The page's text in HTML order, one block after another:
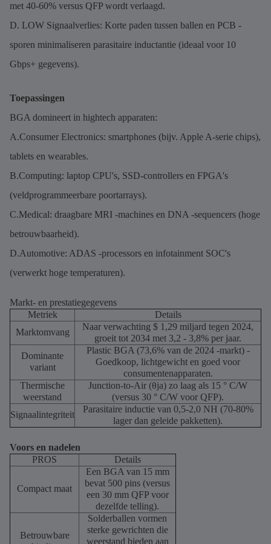
met 40-60% versus QFP wordt verlaagd.
D. LOW Signaalverlies: Korte paden tussen ballen en PCB -
sporen minimaliseren parasitaire inductantie (ideaal voor 10
Gbps+ gegevens).
Toepassingen
BGA domineert in hightech apparaten:
A.Consumer Electronics: smartphones (bijv. Apple A-serie chips),
tablets en wearables.
B.Computing: laptop CPU's, SSD-controllers en FPGA's
(veldprogrammeerbare poortarrays).
C.Medical: draagbare MRI -machines en DNA -sequencers (hoge
betrouwbaarheid).
D.Automotive: ADAS -processors en infotainment SOC's
(verwerkt hoge temperaturen).
Markt- en prestatiegegevens
Metriek
Details
Marktomvang
Naar verwachting $ 1,29 miljard tegen 2024,
groeit tot 2034 met 3,2 - 3,8% per jaar.
Dominante
variant
Plastic BGA (73,6% van de 2024 -markt) -
Goedkoop, lichtgewicht en goed voor
consumentenapparaten.
Thermische
weerstand
Junction-to-Air (θja) zo laag als 15 ° C/W
(versus 30 ° C/W voor QFP).
Signaalintegriteit
Parasitaire inductie van 0,5-2,0 NH (70-80%
lager dan geleide pakketten).
Voors en nadelen
PROS
Details
Compact maat
Een BGA van 15 mm
bevat 500 pins (versus
een 30 mm QFP voor
dezelfde telling).
Betrouwbare
Solderballen vormen
sterke gewrichten die
weerstand bieden aan